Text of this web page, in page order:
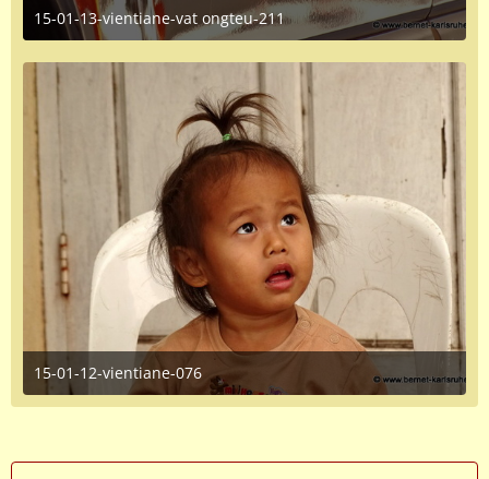
15-01-13-vientiane-vat ongteu-211
June 16, 2016 at 1:35 PM
1
15-01-12-vientiane-076
June 16, 2016 at 1:35 PM